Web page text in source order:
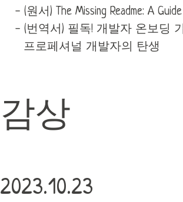
(원서) The Missing Readme: A
(번역서) 필독! 개발자 온보딩
프로페셔널 개발자의 탄생
감상
2023.10.23